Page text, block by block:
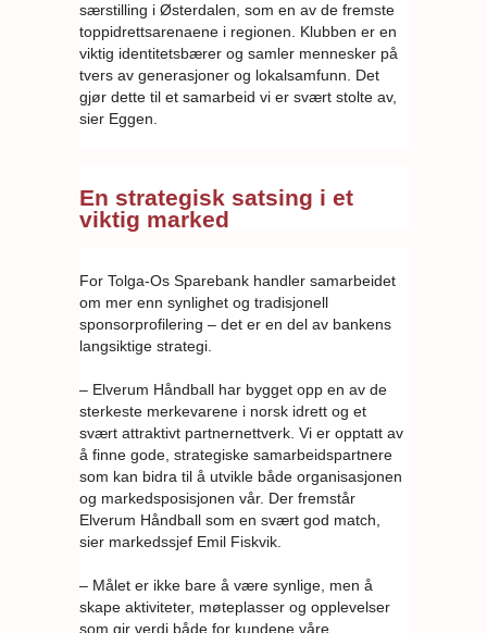
særstilling i Østerdalen, som en av de fremste
toppidrettsarenaene i regionen. Klubben er en
viktig identitetsbærer og samler mennesker på
tvers av generasjoner og lokalsamfunn. Det
gjør dette til et samarbeid vi er svært stolte av,
sier Eggen.
En strategisk satsing i et
viktig marked
For Tolga-Os Sparebank handler samarbeidet
om mer enn synlighet og tradisjonell
sponsorprofilering – det er en del av bankens
langsiktige strategi.
– Elverum Håndball har bygget opp en av de
sterkeste merkevarene i norsk idrett og et
svært attraktivt partnernettverk. Vi er opptatt av
å finne gode, strategiske samarbeidspartnere
som kan bidra til å utvikle både organisasjonen
og markedsposisjonen vår. Der fremstår
Elverum Håndball som en svært god match,
sier markedssjef Emil Fiskvik.
– Målet er ikke bare å være synlige, men å
skape aktiviteter, møteplasser og opplevelser
som gir verdi både for kundene våre,